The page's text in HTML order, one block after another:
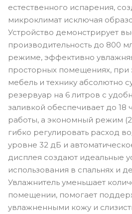
естественного испарения,
микроклимат исключая
Устройство демонстрирует
производительность до 800
режиме, эффективно
просторных помещениях, при
мебель и технику абсолютно
резервуар на 6 литров с
заливкой обеспечивает до
работы, а экономный режим
гибко регулировать расход
уровне 32 дБ и
дисплея создают идеальные
использования в спальнях и
Увлажнитель уменьшает
помещении, помогает
увлажненными кожу и